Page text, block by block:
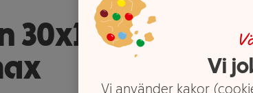
Vi
Vi använder kakor